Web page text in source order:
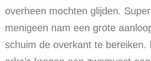
overheen mochten glijden.
menigeen nam een grote
schuim de overkant te bereiken.